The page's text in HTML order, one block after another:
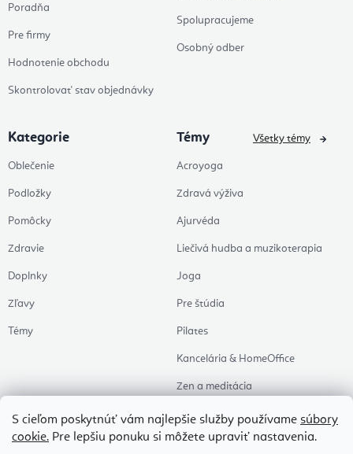
S cieľom poskytnúť vám najlepšie služby používame súbory
cookie. Pre lepšiu ponuku si môžete upraviť nastavenia.
Poradňa
Pre firmy
Hodnotenie obchodu
Skontrolovať stav objednávky
Spolupracujeme
Osobný odber
Kategorie
Oblečenie
Podložky
Pomôcky
Zdravie
Doplnky
Zľavy
Témy
Témy
Acroyoga
Zdravá výživa
Ajurvéda
Liečivá hudba a muzikoterapia
Joga
Pre štúdia
Pilates
Kancelária & HomeOffice
Zen a meditácia
Aromaterapia
Zdravý spánok
Všetky témy